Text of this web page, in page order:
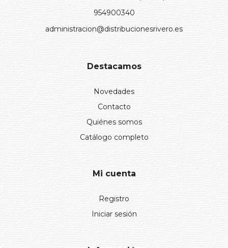
954900340
administracion@distribucionesrivero.es
Destacamos
Novedades
Contacto
Quiénes somos
Catálogo completo
Mi cuenta
Registro
Iniciar sesión